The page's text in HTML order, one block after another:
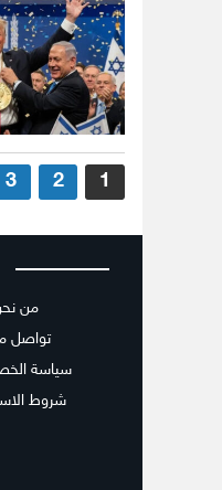
تعدد
المقالات
1
2
3
من
تواصل
سياسة
شروط